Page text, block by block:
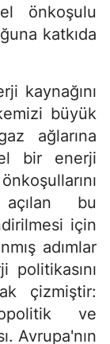
önkoşulu
katkıda
kaynağını
büyük
ağlarına
bir enerji
açılan bu
için
adımlar
politikasını
çizmiştir:
ve
Avrupa'nın